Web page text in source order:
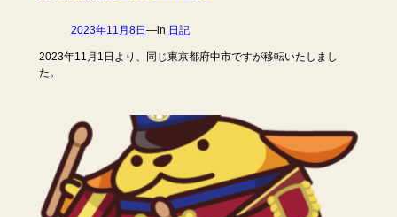
2023年11月8日—in 日記
2023年11月1日より、同じ東京都府中市ですが移転いたしまし
た。